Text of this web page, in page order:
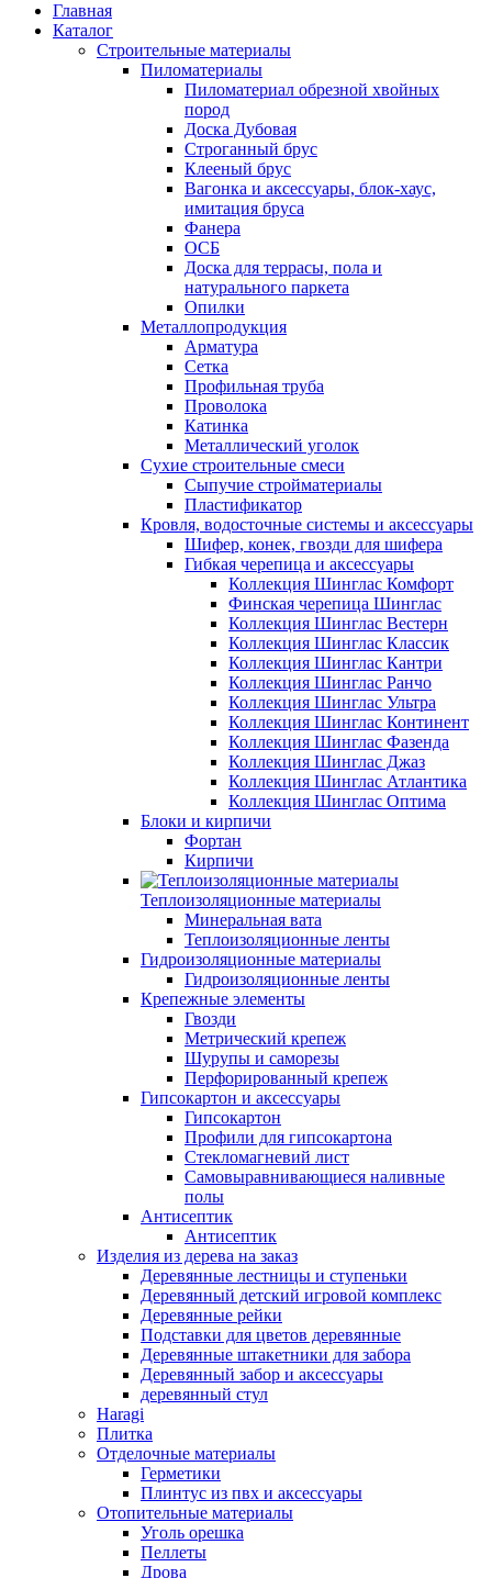
Главная
Каталог
Строительные материалы
Пиломатериалы
Пиломатериал обрезной хвойных
пород
Доска Дубовая
Строганный брус
Клееный брус
Вагонка и аксессуары, блок-хаус,
имитация бруса
Фанера
ОСБ
Доска для террасы, пола и
натурального паркета
Опилки
Металлопродукция
Арматура
Сетка
Профильная труба
Проволока
Катинка
Металлический уголок
Сухие строительные смеси
Сыпучие стройматериалы
Пластификатор
Кровля, водосточные системы и аксессуары
Шифер, конек, гвозди для шифера
Гибкая черепица и аксессуары
Коллекция Шинглас Комфорт
Финская черепица Шинглас
Коллекция Шинглас Вестерн
Коллекция Шинглас Классик
Коллекция Шинглас Кантри
Коллекция Шинглас Ранчо
Коллекция Шинглас Ультра
Коллекция Шинглас Континент
Коллекция Шинглас Фазенда
Коллекция Шинглас Джаз
Коллекция Шинглас Атлантика
Коллекция Шинглас Оптима
Блоки и кирпичи
Фортан
Кирпичи
Теплоизоляционные материалы
Минеральная вата
Теплоизоляционные ленты
Гидроизоляционные материалы
Гидроизоляционные ленты
Крепежные элементы
Гвозди
Метрический крепеж
Шурупы и саморезы
Перфорированный крепеж
Гипсокартон и аксессуары
Гипсокартон
Профили для гипсокартона
Стекломагневий лист
Самовыравнивающиеся наливные
полы
Aнтисептик
Aнтисептик
Изделия из дерева на заказ
Деревянные лестницы и ступеньки
Деревянный детский игровой комплекс
Деревянные рейки
Подставки для цветов деревянные
Деревянные штакетники для забора
Деревянный забор и аксессуары
деревянный стул
Haragi
Плитка
Отделочные материалы
Герметики
Плинтус из пвх и аксессуары
Отопительные материалы
Уголь орешка
Пеллеты
Дрова